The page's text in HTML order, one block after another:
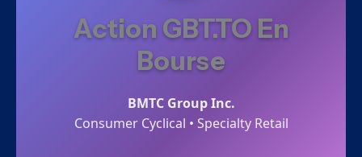
Action GBT.TO En
Bourse
BMTC Group Inc.
Consumer Cyclical • Specialty Retail